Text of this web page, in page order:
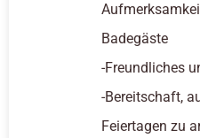
Badegäste
-Freundliches
-Bereitschaft,
Feiertagen zu